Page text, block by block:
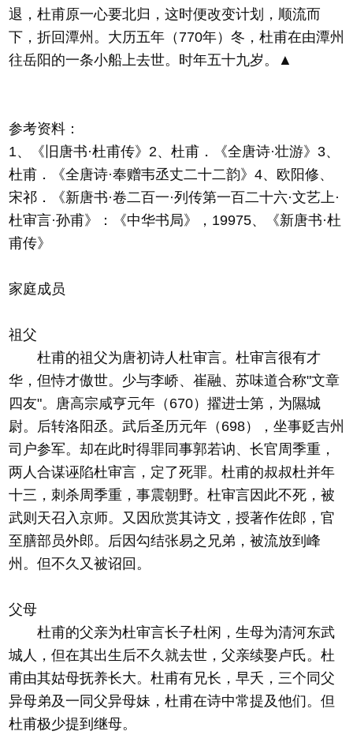
退，杜甫原一心要北归，这时便改变计划，顺流而
下，折回潭州。大历五年（770年）冬，杜甫在由潭州
往岳阳的一条小船上去世。时年五十九岁。▲
参考资料：
1、《旧唐书·杜甫传》2、杜甫．《全唐诗·壮游》3、
杜甫．《全唐诗·奉赠韦丞丈二十二韵》4、欧阳修、
宋祁．《新唐书·卷二百一·列传第一百二十六·文艺上·
杜审言·孙甫》：《中华书局》，19975、《新唐书·杜
甫传》
家庭成员
祖父
杜甫的祖父为唐初诗人杜审言。杜审言很有才
华，但恃才傲世。少与李峤、崔融、苏味道合称"文章
四友"。唐高宗咸亨元年（670）擢进士第，为隰城
尉。后转洛阳丞。武后圣历元年（698），坐事贬吉州
司户参军。却在此时得罪同事郭若讷、长官周季重，
两人合谋诬陷杜审言，定了死罪。杜甫的叔叔杜并年
十三，刺杀周季重，事震朝野。杜审言因此不死，被
武则天召入京师。又因欣赏其诗文，授著作佐郎，官
至膳部员外郎。后因勾结张易之兄弟，被流放到峰
州。但不久又被诏回。
父母
杜甫的父亲为杜审言长子杜闲，生母为清河东武
城人，但在其出生后不久就去世，父亲续娶卢氏。杜
甫由其姑母抚养长大。杜甫有兄长，早夭，三个同父
异母弟及一同父异母妹，杜甫在诗中常提及他们。但
杜甫极少提到继母。